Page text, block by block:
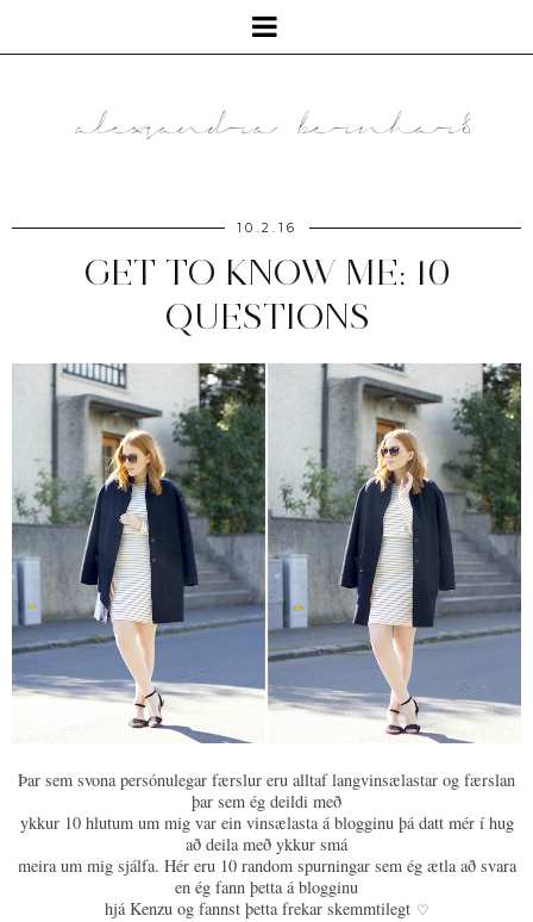
10.2.16
GET TO KNOW ME: 10
QUESTIONS
Þar sem svona persónulegar færslur eru alltaf langvinsælastar og færslan
þar sem ég deildi með
ykkur 10 hlutum um mig var ein vinsælasta á blogginu þá datt mér í hug
að deila með ykkur smá
meira um mig sjálfa. Hér eru 10 random spurningar sem ég ætla að svara
en ég fann þetta á blogginu
hjá Kenzu og fannst þetta frekar skemmtilegt ♡